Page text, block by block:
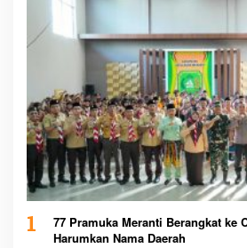
1
77 Pramuka Meranti Berangkat ke
Harumkan Nama Daerah